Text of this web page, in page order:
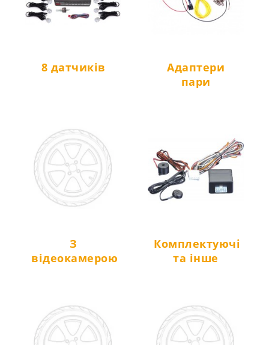
8 датчиків
Адаптери
пари
З
відеокамерою
Комплектуючі
та інше